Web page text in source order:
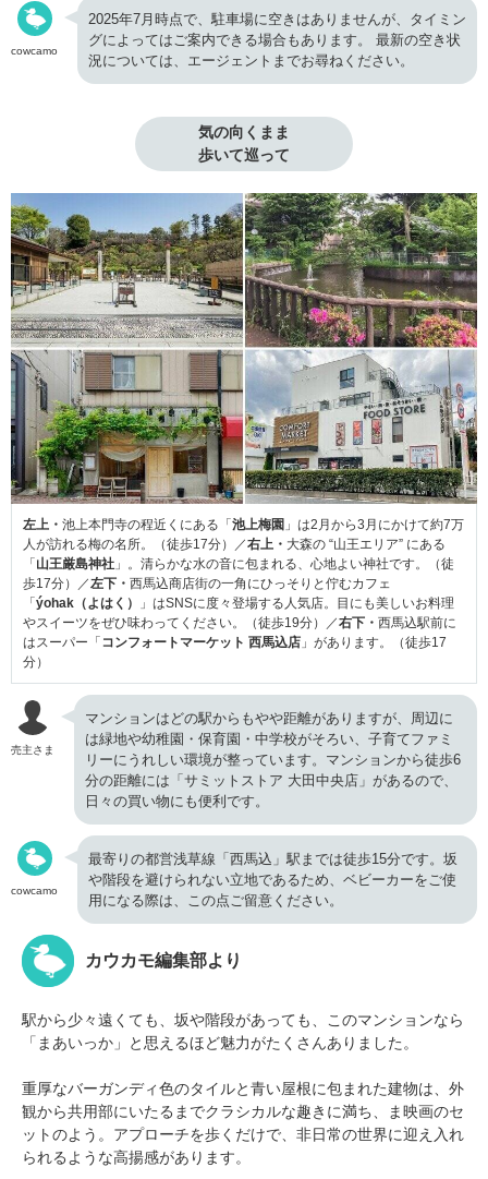
cowcamo
2025年7月時点で、駐車場に空きはありませんが、タイミン
グによってはご案内できる場合もあります。 最新の空き状
況については、エージェントまでお尋ねください。
気の向くまま
歩いて巡って
左上・ 池上本門寺の程近くにある「池上梅園 」は2月から3月にかけて約7万
人が訪れる梅の名所。（徒歩17分）／右上・ 大森の “山王エリア” にある
「山王厳島神社 」。清らかな水の音に包まれる、心地よい神社です。（徒
歩17分）／左下・ 西馬込商店街の一角にひっそりと佇むカフェ
「ýohak（よはく）
」はSNSに度々登場する人気店。目にも美しいお料理
やスイーツをぜひ味わってください。（徒歩19分）／右下・ 西馬込駅前に
はスーパー「 コンフォートマーケット 西馬込店 」があります。（徒歩17
分）
売主さま
マンションはどの駅からもやや距離がありますが、周辺に
は緑地や幼稚園・保育園・中学校がそろい、子育てファミ
リーにうれしい環境が整っています。マンションから徒歩6
分の距離には「サミットストア 大田中央店」があるので、
日々の買い物にも便利です。
cowcamo
最寄りの都営浅草線「西馬込」駅までは徒歩15分です。坂
や階段を避けられない立地であるため、ベビーカーをご使
用になる際は、この点ご留意ください。
カウカモ編集部より
駅から少々遠くても、坂や階段があっても、このマンションなら
「まあいっか」と思えるほど魅力がたくさんありました。
重厚なバーガンディ色のタイルと青い屋根に包まれた建物は、外
観から共用部にいたるまでクラシカルな趣きに満ち、ま映画のセ
ットのよう。アプローチを歩くだけで、非日常の世界に迎え入れ
られるような高揚感があります。